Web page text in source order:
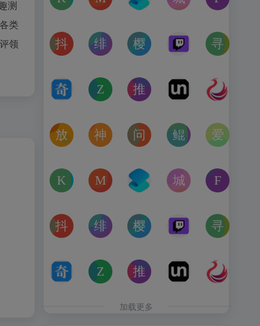
测
类
领
游戏补丁分享网站MCBBS我的世界中文论坛官网入口
转换云（ 高德地图中国主要
抖音课堂
抖音旗下综合学习平台，覆盖抖音、今日头条、西瓜视
绯月论坛
绯月是一个以动漫、游戏、音乐、绘画等为
樱之空动漫
樱之空动漫是一个专为动漫爱
Twitch
Twitch是国外的一
奇书网
TXT电子书免费下载,TXT全集下载,小说TXT下载,全本完
Zoom Earth
Zoom Earth风暴追踪器，实时天气和卫星图
推次元
推次元a2cy.com(T站)是以
Unblast – 免费
Unblast是免费设
放屁音乐网
在线免费下载全网MP3付费歌曲
神仙代售
神仙代售，专注于游戏账号交易平台多年
问卷星
免费使用问卷星创建问卷调查
鲲Galgame论坛
一个专注于二次元
kagurafan
游戏补丁分享网站
MCBBS
MCBBS我的世界中文论坛官网入口
转换云
转换云（
城市交通健康榜
高德地图中国主要
抖音课堂
抖音旗下综合学习平台，覆盖抖音、今日头条、西瓜视
绯月论坛
绯月是一个以动漫、游戏、音乐、绘画等为
樱之空动漫
樱之空动漫是一个专为动漫爱
Twitch
Twitch是国外的一
奇书网
TXT电子书免费下载,TXT全集下载,小说TXT下载,全本完
Zoom Earth
Zoom Earth风暴追踪器，实时天气和卫星图
推次元
推次元a2cy.com(T站)是以
Unblast – 免费
Unblast是免费设
加载更多